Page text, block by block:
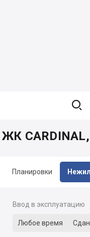

Планировки
Ввод в эксплуатацию
Любое время Сдан